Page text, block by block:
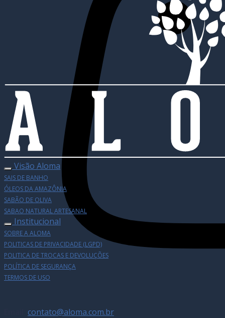
Visão Aloma
SAIS DE BANHO
ÓLEOS DA AMAZÔNIA
SABÃO DE OLIVA
SABAO NATURAL ARTESANAL
Institucional
SOBRE A ALOMA
POLITICAS DE PRIVACIDADE (LGPD)
POLITICA DE TROCAS E DEVOLUÇÕES
POLÍTICA DE SEGURANÇA
TERMOS DE USO
contato@aloma.com.br